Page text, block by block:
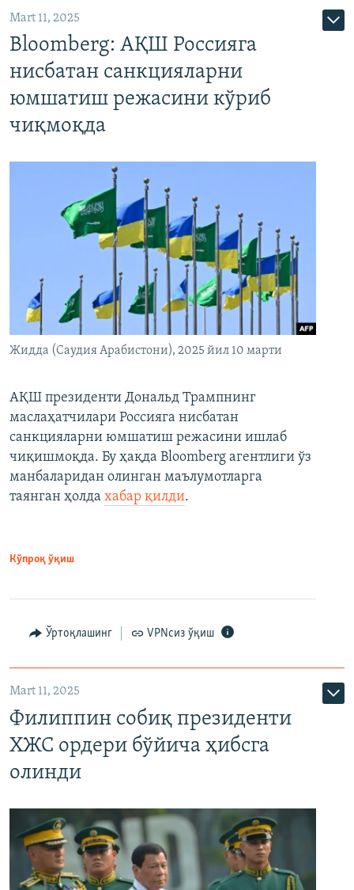
Mart 11, 2025
Bloomberg: АҚШ Россияга
нисбатан санкцияларни
юмшатиш режасини кўриб
чиқмоқда
Жидда (Саудия Арабистони), 2025 йил 10 марти
АҚШ президенти Дональд Трампнинг
маслаҳатчилари Россияга нисбатан
санкцияларни юмшатиш режасини ишлаб
чиқишмоқда. Бу ҳақда Bloomberg агентлиги ўз
манбаларидан олинган маълумотларга
таянган ҳолда хабар қилди.
Кўпроқ ўқиш
Ўртоқлашинг VPNсиз ўқиш
Mart 11, 2025
Филиппин собиқ президенти
ХЖС ордери бўйича ҳибсга
олинди